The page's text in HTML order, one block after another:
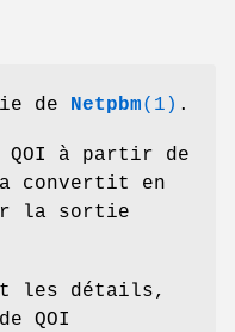
de Netpbm(1) .
à partir de
convertit en
la sortie
les détails,
QOI